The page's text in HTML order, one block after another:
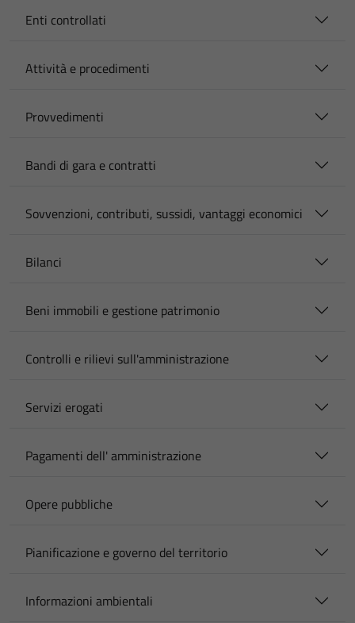
Enti controllati
Attività e procedimenti
Provvedimenti
Bandi di gara e contratti
Sovvenzioni, contributi, sussidi, vantaggi economici
Bilanci
Beni immobili e gestione patrimonio
Controlli e rilievi sull'amministrazione
Servizi erogati
Pagamenti dell' amministrazione
Opere pubbliche
Pianificazione e governo del territorio
Informazioni ambientali